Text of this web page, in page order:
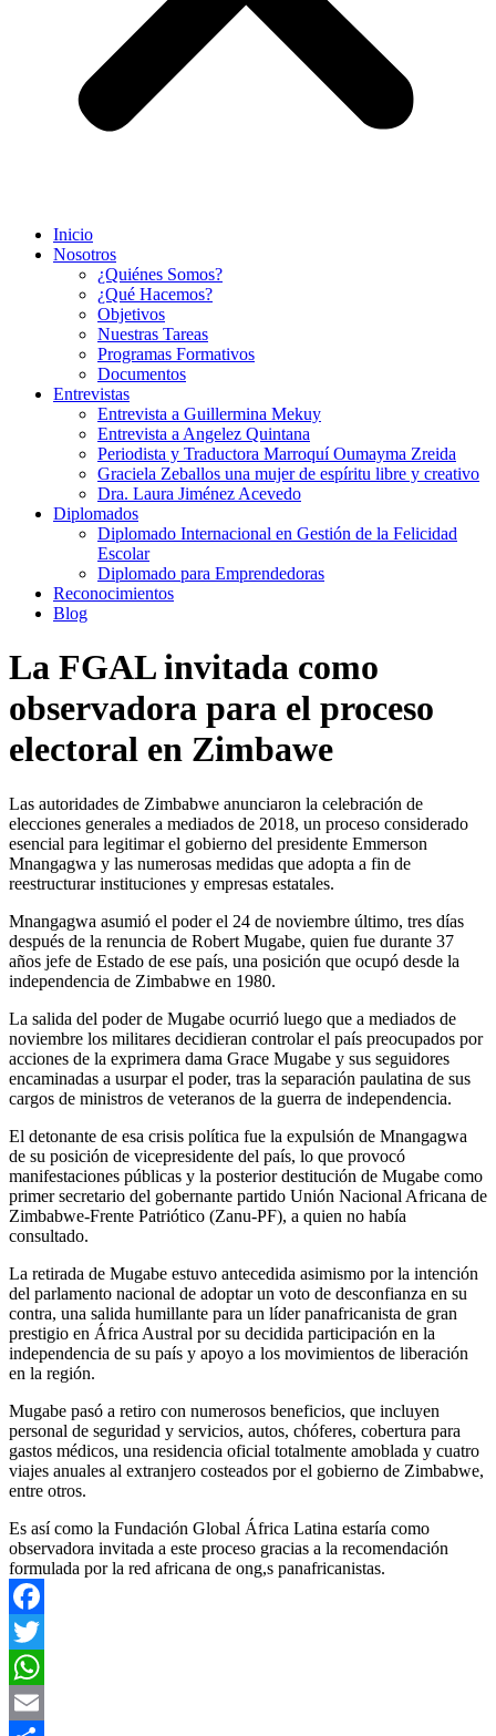
Inicio
Nosotros
¿Quiénes Somos?
¿Qué Hacemos?
Objetivos
Nuestras Tareas
Programas Formativos
Documentos
Entrevistas
Entrevista a Guillermina Mekuy
Entrevista a Angelez Quintana
Periodista y Traductora Marroquí Oumayma Zreida
Graciela Zeballos una mujer de espíritu libre y creativo
Dra. Laura Jiménez Acevedo
Diplomados
Diplomado Internacional en Gestión de la Felicidad
Escolar
Diplomado para Emprendedoras
Reconocimientos
Blog
La FGAL invitada como
observadora para el proceso
electoral en Zimbawe
Las autoridades de Zimbabwe anunciaron la celebración de
elecciones generales a mediados de 2018, un proceso considerado
esencial para legitimar el gobierno del presidente Emmerson
Mnangagwa y las numerosas medidas que adopta a fin de
reestructurar instituciones y empresas estatales.
Mnangagwa asumió el poder el 24 de noviembre último, tres días
después de la renuncia de Robert Mugabe, quien fue durante 37
años jefe de Estado de ese país, una posición que ocupó desde la
independencia de Zimbabwe en 1980.
La salida del poder de Mugabe ocurrió luego que a mediados de
noviembre los militares decidieran controlar el país preocupados por
acciones de la exprimera dama Grace Mugabe y sus seguidores
encaminadas a usurpar el poder, tras la separación paulatina de sus
cargos de ministros de veteranos de la guerra de independencia.
El detonante de esa crisis política fue la expulsión de Mnangagwa
de su posición de vicepresidente del país, lo que provocó
manifestaciones públicas y la posterior destitución de Mugabe como
primer secretario del gobernante partido Unión Nacional Africana de
Zimbabwe-Frente Patriótico (Zanu-PF), a quien no había
consultado.
La retirada de Mugabe estuvo antecedida asimismo por la intención
del parlamento nacional de adoptar un voto de desconfianza en su
contra, una salida humillante para un líder panafricanista de gran
prestigio en África Austral por su decidida participación en la
independencia de su país y apoyo a los movimientos de liberación
en la región.
Mugabe pasó a retiro con numerosos beneficios, que incluyen
personal de seguridad y servicios, autos, chóferes, cobertura para
gastos médicos, una residencia oficial totalmente amoblada y cuatro
viajes anuales al extranjero costeados por el gobierno de Zimbabwe,
entre otros.
Es así como la Fundación Global África Latina estaría como
observadora invitada a este proceso gracias a la recomendación
formulada por la red africana de ong,s panafricanistas.
Facebook
Twitter
WhatsApp